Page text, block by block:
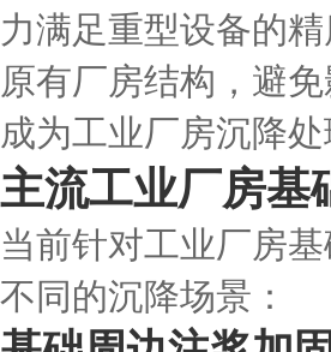
力满足重型设备的
原有厂房结构，避
成为工业厂房沉降处
主流工业厂房基
当前针对工业厂房
不同的沉降场景：